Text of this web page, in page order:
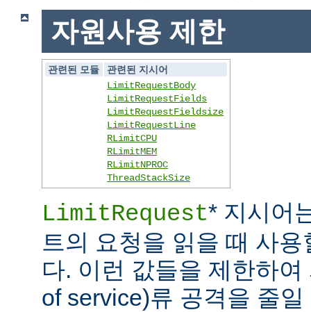
자원사용 제한
관련된 모듈
관련된 지시어
LimitRequestBody
LimitRequestFields
LimitRequestFieldsize
LimitRequestLine
RLimitCPU
RLimitMEM
RLimitNPROC
ThreadStackSize
LimitRequest* 지시어
트의 요청을 읽을 때 사
다. 이런 값들을 제한하
of service)류 공격을 줄일